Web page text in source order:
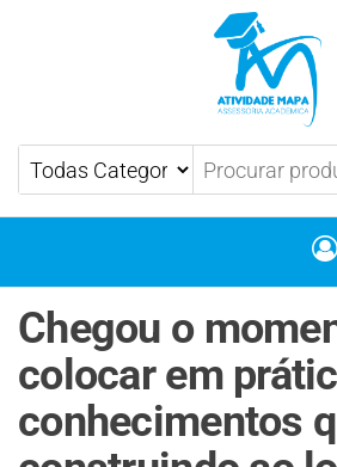
Atividade Mapa Mapa
Chegou o
colocar em
conhecimentos